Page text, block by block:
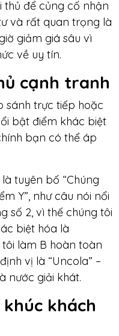
thủ để củng cố nhận
và rất quan trọng là
giảm giá sâu vì
về uy tín.
cạnh tranh
sánh trực tiếp hoặc
bật điểm khác biệt
bạn có thể áp
tuyên bố “Chúng
Y”, như câu nói nổi
số 2, vì thế chúng tôi
biệt hóa là
tôi làm B hoàn toàn
vị là “Uncola” –
nước giải khát.
khách